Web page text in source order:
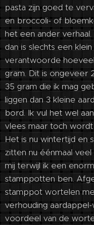
pasta zijn goed te
en broccoli- of
het een ander
dan is slechts een
verantwoorde
gram. Dit is ongeveer
35 gram die ik mag
liggen dan 3 kleine
bord. Ik vul het wel
vlees maar toch wordt
Het is nu wintertijd en
zitten nu éénmaal
mij terwijl ik een
stamppotten ben.
stamppot wortelen
verhouding
voordeel van de